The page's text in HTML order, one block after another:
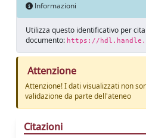
Informazioni
Utilizza questo identificativo per
documento: https://
Attenzione
Attenzione! I dati visualizzati non
validazione da parte dell'ateneo
Citazioni